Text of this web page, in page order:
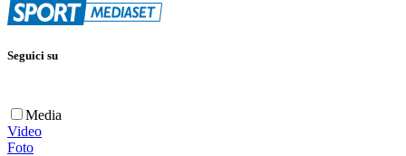
Seguici su
Media
Video
Foto